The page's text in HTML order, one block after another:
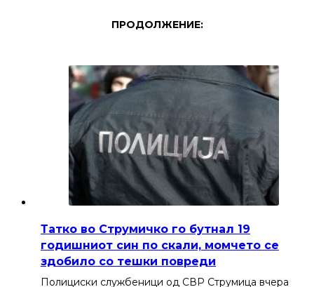
ПРОДОЛЖЕНИЕ:
Татко во Струмичко го бутнал 19
годишниот син по скали, момчето се
здобило со тешки повреди
Полициски службеници од СВР Струмица вчера